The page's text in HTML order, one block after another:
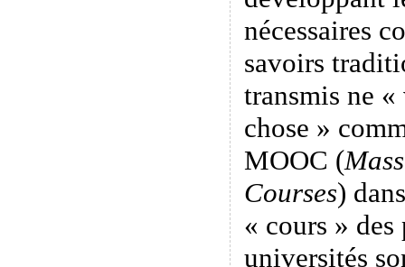
nécessaires
savoirs
transmis ne
chose »
MOOC (
Courses)
« cours » des
universités